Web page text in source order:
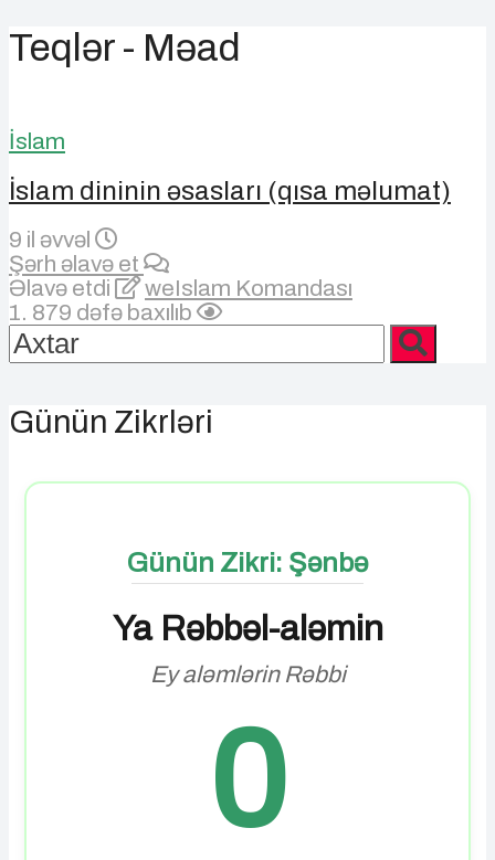
Teqlər - Məad
İslam
İslam dininin əsasları (qısa məlumat)
9 il əvvəl
Şərh əlavə et
Əlavə etdi
weIslam Komandası
1. 879 dəfə baxılıb
Günün Zikrləri
Günün Zikri: Şənbə
Ya Rəbbəl-aləmin
Ey aləmlərin Rəbbi
0